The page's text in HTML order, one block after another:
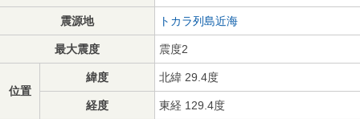
震源地 トカラ列島近海
最大震度 震度2
位置
緯度 北緯 29.4度
経度 東経 129.4度